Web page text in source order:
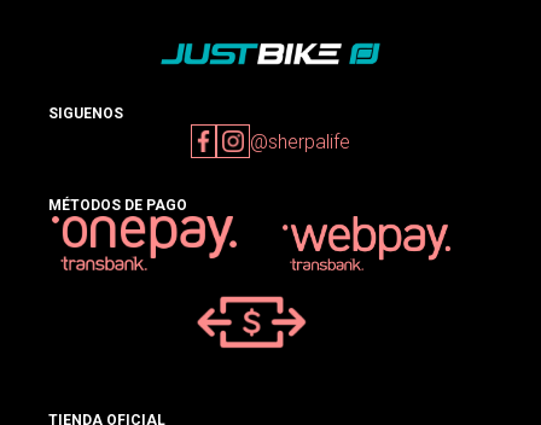
SIGUENOS
@sherpalife
MÉTODOS DE PAGO
TIENDA OFICIAL